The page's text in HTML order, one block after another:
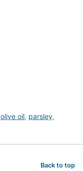
olive oil, parsley,
Back to top